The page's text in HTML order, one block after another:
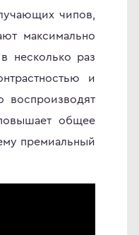
чипов,
максимально
несколько раз
и
воспроизводят
общее
премиальный